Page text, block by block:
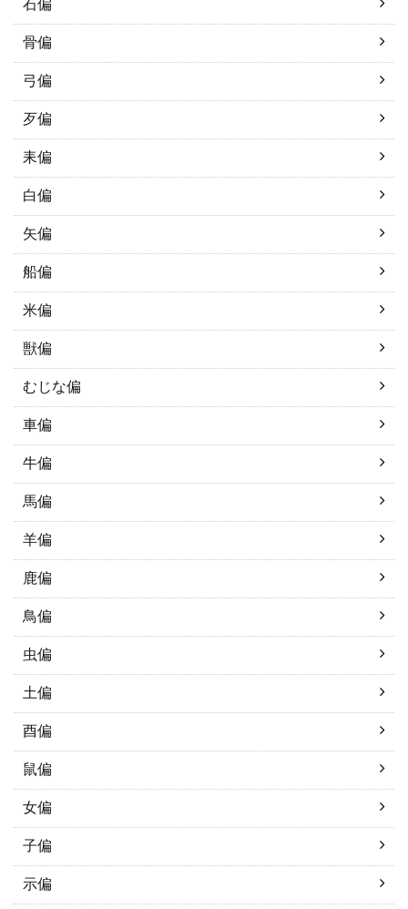
石偏
骨偏
弓偏
歹偏
耒偏
白偏
矢偏
船偏
米偏
獣偏
むじな偏
車偏
牛偏
馬偏
羊偏
鹿偏
鳥偏
虫偏
土偏
酉偏
鼠偏
女偏
子偏
示偏